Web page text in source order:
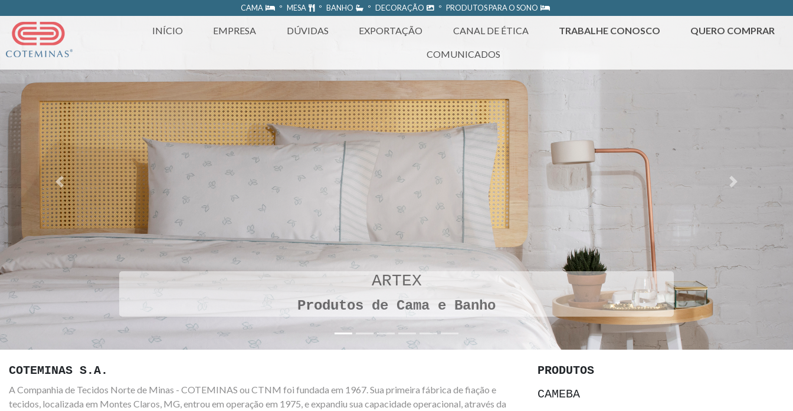
CAMA º MESA º BANHO º DECORAÇÃO º PRODUTOS PARA O SONO
INÍCIO EMPRESA DÚVIDAS EXPORTAÇÃO CANAL DE ÉTICA TRABALHE CONOSCO QUERO COMPRAR
COMUNICADOS
ARTEX
Produtos de Cama e Banho
Previous Next
COTEMINAS S.A.
A Companhia de Tecidos Norte de Minas - COTEMINAS ou CTNM foi fundada em 1967. Sua primeira fábrica de fiação e
tecidos, localizada em Montes Claros, MG, entrou em operação em 1975, e expandiu sua capacidade operacional, através da
PRODUTOS
CAMEBA